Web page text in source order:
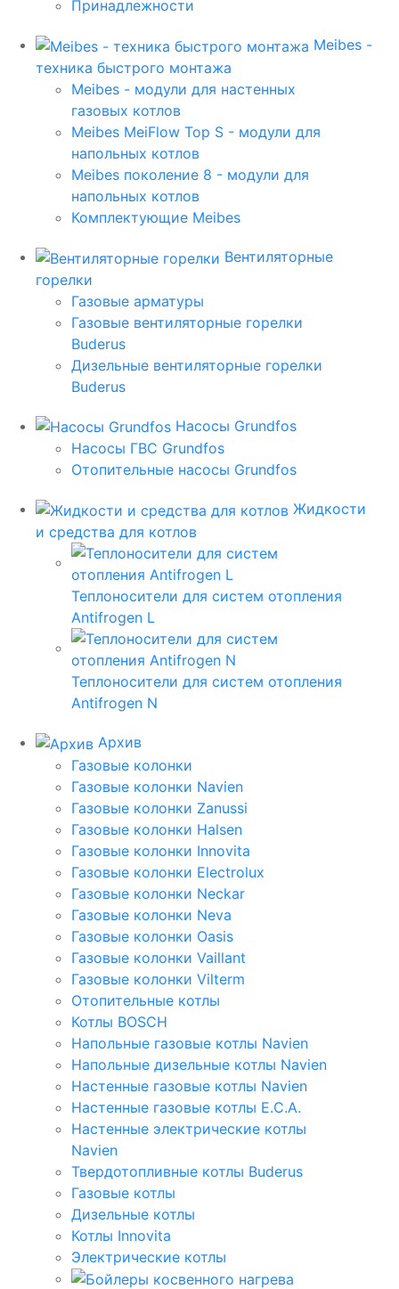
Принадлежности
Meibes -
техника быстрого монтажа
Meibes - модули для настенных
газовых котлов
Meibes MeiFlow Top S - модули для
напольных котлов
Meibes поколение 8 - модули для
напольных котлов
Комплектующие Meibes
Вентиляторные
горелки
Газовые арматуры
Газовые вентиляторные горелки
Buderus
Дизельные вентиляторные горелки
Buderus
Насосы Grundfos
Насосы ГВС Grundfos
Отопительные насосы Grundfos
Жидкости
и средства для котлов
Теплоносители для систем отопления
Antifrogen L
Теплоносители для систем отопления
Antifrogen N
Архив
Газовые колонки
Газовые колонки Navien
Газовые колонки Zanussi
Газовые колонки Halsen
Газовые колонки Innovita
Газовые колонки Electrolux
Газовые колонки Neckar
Газовые колонки Neva
Газовые колонки Oasis
Газовые колонки Vaillant
Газовые колонки Vilterm
Отопительные котлы
Котлы BOSCH
Напольные газовые котлы Navien
Напольные дизельные котлы Navien
Настенные газовые котлы Navien
Настенные газовые котлы E.C.A.
Настенные электрические котлы
Navien
Твердотопливные котлы Buderus
Газовые котлы
Дизельные котлы
Котлы Innovita
Электрические котлы